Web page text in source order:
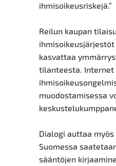
ihmisoikeusriskejä.”
Reilun kaupan
kasvattaa
tilanteesta. Internet
muodostamisessa
Dialogi auttaa
Suomessa
sääntöjen